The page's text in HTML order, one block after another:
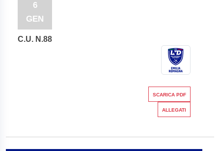
6
GEN
C.U. N.88
SCARICA PDF
ALLEGATI